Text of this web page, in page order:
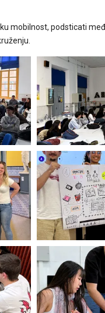
mobilnost, podsticati